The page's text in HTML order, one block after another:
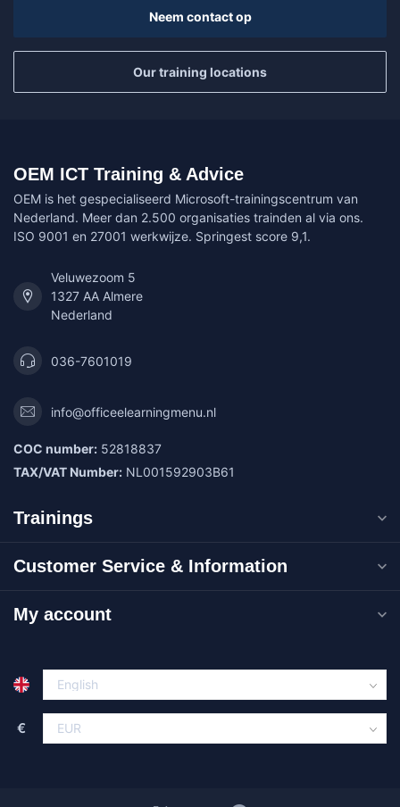
Neem contact op
Our training locations
OEM ICT Training & Advice
OEM is het gespecialiseerd Microsoft-trainingscentrum van
Nederland. Meer dan 2.500 organisaties trainden al via ons.
ISO 9001 en 27001 werkwijze. Springest score 9,1.
Veluwezoom 5
1327 AA Almere
Nederland
036-7601019
info@officeelearningmenu.nl
COC number: 52818837
TAX/VAT Number: NL001592903B61
Trainings
Customer Service & Information
My account
€